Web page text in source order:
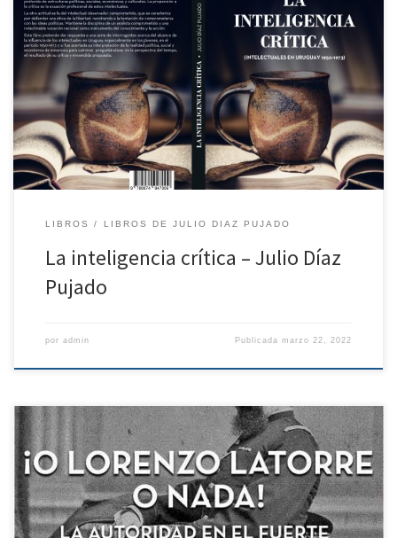
https://tecuentoalgo.com/wp-content/uploads/2022/03/La-
inteligencia-crítica-intelectuales-en-Uruguay-1950-1973.pdf
LIBROS LIBROS DE JULIO DIAZ PUJADO
La inteligencia crítica – Julio Díaz
Pujado
por admin Publicadamarzo 22, 2022
https://tecuentoalgo.com/wp-content/uploads/2022/03/Libro-
Latorre-.pdf